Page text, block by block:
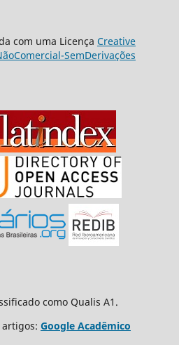
com uma Licença Creative
SemDerivações
como Qualis A1.
Google Acadêmico